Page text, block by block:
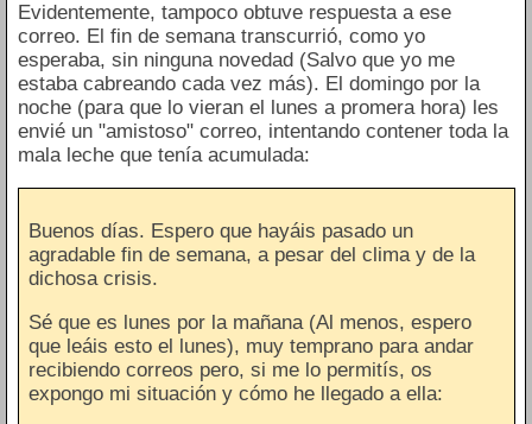
Evidentemente, tampoco obtuve respuesta a ese
correo. El fin de semana transcurrió, como yo
esperaba, sin ninguna novedad (Salvo que yo me
estaba cabreando cada vez más). El domingo por la
noche (para que lo vieran el lunes a promera hora) les
envié un "amistoso" correo, intentando contener toda la
mala leche que tenía acumulada:
Buenos días. Espero que hayáis pasado un
agradable fin de semana, a pesar del clima y de la
dichosa crisis.
Sé que es lunes por la mañana (Al menos, espero
que leáis esto el lunes), muy temprano para andar
recibiendo correos pero, si me lo permitís, os
expongo mi situación y cómo he llegado a ella: